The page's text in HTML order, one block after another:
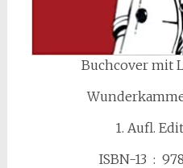
Buchcover mit
1. Aufl.
ISBN-